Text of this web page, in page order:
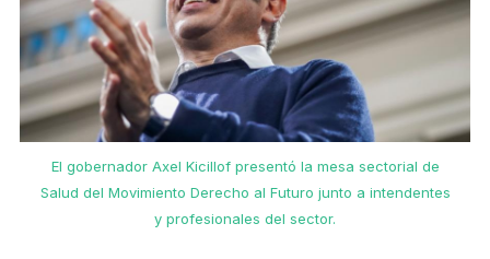
El gobernador Axel Kicillof presentó la mesa sectorial de
Salud del Movimiento Derecho al Futuro junto a intendentes
y profesionales del sector.